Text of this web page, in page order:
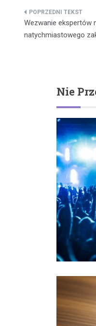
Nawigacja
wpisu
Wezwanie ekspertów
natychmiastowego
Nie